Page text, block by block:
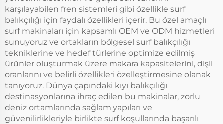
karşılayabilen fren sistemleri gibi özellikle surf
balıkçılığı için faydalı özellikleri içerir. Bu özel amaçlı
surf makinaları için kapsamlı OEM ve ODM hizmetleri
sunuyoruz ve ortakların bölgesel surf balıkçılığı
tekniklerine ve hedef türlerine optimize edilmiş
ürünler oluşturmak üzere makara kapasitelerini, dişli
oranlarını ve belirli özellikleri özelleştirmesine olanak
tanıyoruz. Dünya çapındaki kıyı balıkçılığı
destinasyonlarına ihraç edilen bu makinalar, zorlu
deniz ortamlarında sağlam yapıları ve
güvenilirlikleriyle birlikte surf koşullarında başarılı